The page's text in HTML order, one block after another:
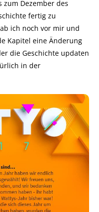
Dezember des
fertig zu
ich noch vor mir und
Kapitel eine Änderung
die Geschichte updaten
in der